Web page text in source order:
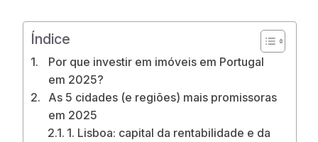
Índice
Por que investir em imóveis em Portugal
em 2025?
As 5 cidades (e regiões) mais promissoras
em 2025
1. Lisboa: capital da rentabilidade e da